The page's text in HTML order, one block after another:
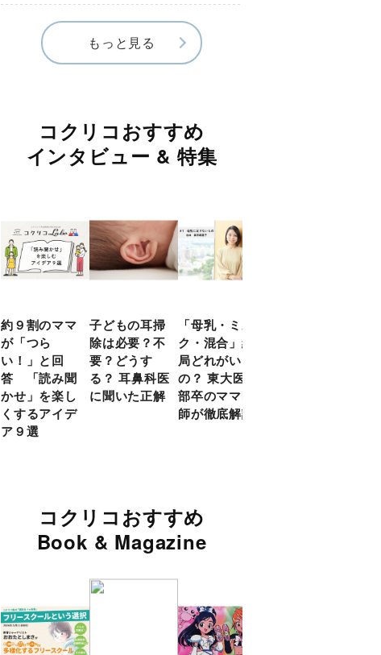
見えたSOS《第１話》
もっと見る
コクリコおすすめ
インタビュー & 特集
約９割のママ
が「つら
い！」と回
答 「読み聞
かせ」を楽し
くするアイデ
ア９選
子どもの耳掃
除は必要？不
要？どうす
る？ 耳鼻科医
に聞いた正解
「母乳・ミル
ク・混合」結
局どれがいい
の？ 東大医学
部卒のママ医
師が徹底解説
コクリコおすすめ
Book & Magazine